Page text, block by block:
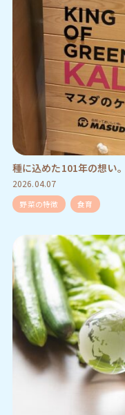
種に込めた101年の想い
2026.04.07
野菜の特徴 食育